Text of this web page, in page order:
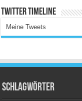
Twitter Timeline
Meine Tweets
Schlagwörter